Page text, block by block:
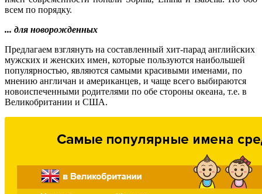
всем по порядку.
... для новорожденных
Предлагаем взглянуть на составленный хит-парад английских
мужских и женских имен, которые пользуются наибольшей
популярностью, являются самыми красивыми именами, по
мнению англичан и американцев, и чаще всего выбираются
новоиспеченными родителями по обе стороны океана, т.е. в
Великобритании и США.